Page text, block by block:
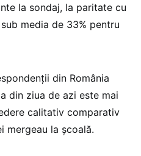
la sondaj, la paritate cu
media de 33% pentru
din România
din ziua de azi este mai
calitativ comparativ
mergeau la școală.